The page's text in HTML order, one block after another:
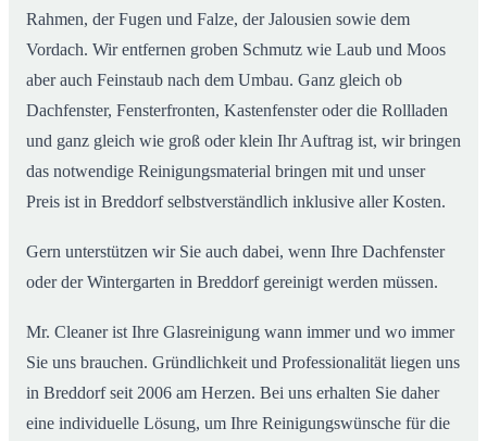
Rahmen, der Fugen und Falze, der Jalousien sowie dem
Vordach. Wir entfernen groben Schmutz wie Laub und Moos
aber auch Feinstaub nach dem Umbau. Ganz gleich ob
Dachfenster, Fensterfronten, Kastenfenster oder die Rollladen
und ganz gleich wie groß oder klein Ihr Auftrag ist, wir bringen
das notwendige Reinigungsmaterial bringen mit und unser
Preis ist in Breddorf selbstverständlich inklusive aller Kosten.
Gern unterstützen wir Sie auch dabei, wenn Ihre Dachfenster
oder der Wintergarten in Breddorf gereinigt werden müssen.
Mr. Cleaner ist Ihre Glasreinigung wann immer und wo immer
Sie uns brauchen. Gründlichkeit und Professionalität liegen uns
in Breddorf seit 2006 am Herzen. Bei uns erhalten Sie daher
eine individuelle Lösung, um Ihre Reinigungswünsche für die